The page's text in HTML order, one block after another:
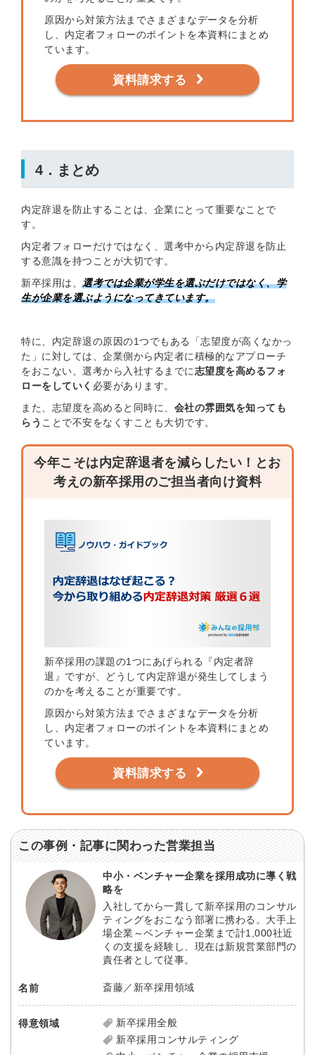
原因から対策方法までさまざまなデータを分析
し、内定者フォローのポイントを本資料にまとめ
ています。
資料請求する
4．まとめ
内定辞退を防止することは、企業にとって重要なことで
す。
内定者フォローだけではなく、選考中から内定辞退を防止
する意識を持つことが大切です。
新卒採用は、 選考では企業が学生を選ぶだけではなく、学
生が企業を選ぶようになってきています。
特に、内定辞退の原因の1つでもある「志望度が高くなかっ
た」に対しては、企業側から内定者に積極的なアプローチ
をおこない、選考から入社するまでに志望度を高めるフォ
ローをしていく 必要があります。
また、志望度を高めると同時に、 会社の雰囲気を知っても
らう ことで不安をなくすことも大切です。
今年こそは内定辞退者を減らしたい！とお
考えの新卒採用のご担当者向け資料
新卒採用の課題の1つにあげられる『内定者辞
退』ですが、どうして内定辞退が発生してしまう
のかを考えることが重要です。
原因から対策方法までさまざまなデータを分析
し、内定者フォローのポイントを本資料にまとめ
ています。
資料請求する
この事例・記事に関わった営業担当
中小・ベンチャー企業を採用成功に導く戦
略を
入社してから一貫して新卒採用のコンサル
ティングをおこなう部署に携わる。大手上
場企業～ベンチャー企業まで計1,000社近
くの支援を経験し、現在は新規営業部門の
責任者として従事。
名前 斎藤／新卒採用領域
得意領域
新卒採用全般
新卒採用コンサルティング